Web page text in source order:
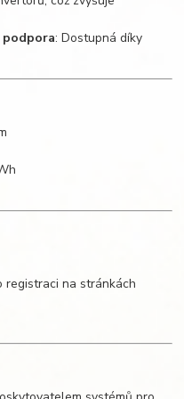
podpora: Dostupná díky
registraci na stránkách